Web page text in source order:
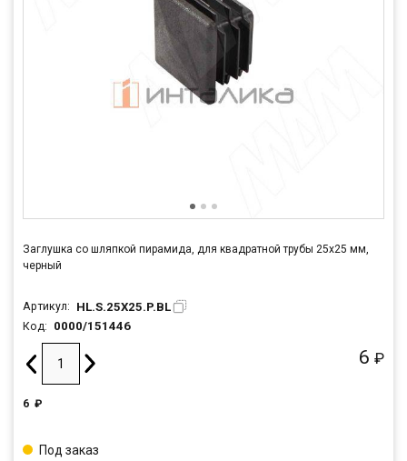
Заглушка со шляпкой пирамида, для квадратной трубы 25x25 мм,
черный
Артикул: HL.S.25X25.P.BL
Код: 0000/151446
6 ₽
6 ₽
Под заказ